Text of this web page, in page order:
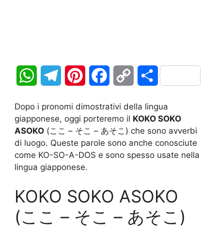
W
a
t
s
p
e
g
m
n
t
e
e
s
c
e
b
o
p
y
L
n
k
C
n
d
i
i
d
Dopo i pronomi dimostrativi della lingua
giapponese, oggi porteremo il KOKO SOKO
ASOKO (ここ – そこ – あそこ) che sono avverbi
di luogo. Queste parole sono anche conosciute
come KO-SO-A-DOS e sono spesso usate nella
lingua giapponese.
KOKO SOKO ASOKO
(ここ – そこ – あそこ)